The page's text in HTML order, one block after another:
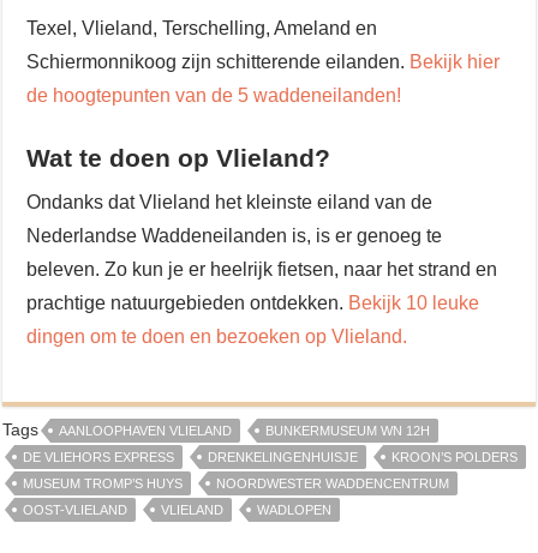
Texel, Vlieland, Terschelling, Ameland en
Schiermonnikoog zijn schitterende eilanden. Bekijk hier
de hoogtepunten van de 5 waddeneilanden!
Wat te doen op Vlieland?
Ondanks dat Vlieland het kleinste eiland van de
Nederlandse Waddeneilanden is, is er genoeg te
beleven. Zo kun je er heelrijk fietsen, naar het strand en
prachtige natuurgebieden ontdekken. Bekijk 10 leuke
dingen om te doen en bezoeken op Vlieland.
Tags AANLOOPHAVEN VLIELAND
BUNKERMUSEUM WN 12H
DE VLIEHORS EXPRESS
DRENKELINGENHUISJE
KROON’S POLDERS
MUSEUM TROMP’S HUYS
NOORDWESTER WADDENCENTRUM
OOST-VLIELAND
VLIELAND WADLOPEN